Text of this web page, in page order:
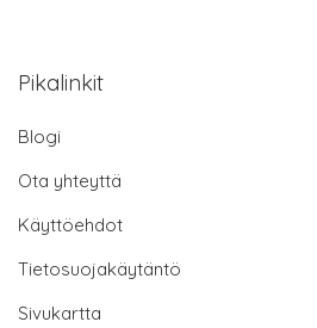
Pikalinkit
Blogi
Ota yhteyttä
Käyttöehdot
Tietosuojakäytäntö
Sivukartta